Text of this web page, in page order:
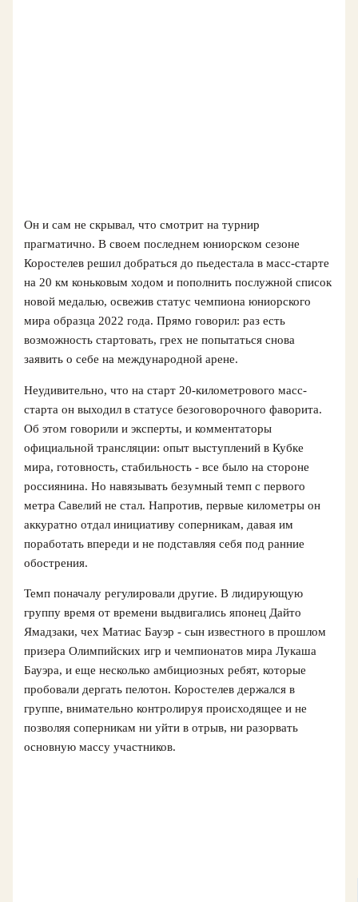
Он и сам не скрывал, что смотрит на турнир
прагматично. В своем последнем юниорском сезоне
Коростелев решил добраться до пьедестала в масс-старте
на 20 км коньковым ходом и пополнить послужной список
новой медалью, освежив статус чемпиона юниорского
мира образца 2022 года. Прямо говорил: раз есть
возможность стартовать, грех не попытаться снова
заявить о себе на международной арене.
Неудивительно, что на старт 20-километрового масс-
старта он выходил в статусе безоговорочного фаворита.
Об этом говорили и эксперты, и комментаторы
официальной трансляции: опыт выступлений в Кубке
мира, готовность, стабильность - все было на стороне
россиянина. Но навязывать безумный темп с первого
метра Савелий не стал. Напротив, первые километры он
аккуратно отдал инициативу соперникам, давая им
поработать впереди и не подставляя себя под ранние
обострения.
Темп поначалу регулировали другие. В лидирующую
группу время от времени выдвигались японец Дайто
Ямадзаки, чех Матиас Бауэр - сын известного в прошлом
призера Олимпийских игр и чемпионатов мира Лукаша
Бауэра, и еще несколько амбициозных ребят, которые
пробовали дергать пелотон. Коростелев держался в
группе, внимательно контролируя происходящее и не
позволяя соперникам ни уйти в отрыв, ни разорвать
основную массу участников.